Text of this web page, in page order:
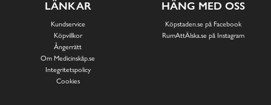
LÄNKAR
Kundservice
Köpvillkor
Ångerrätt
Om Medicinskåp.se
Integritetspolicy
Cookies
HÄNG MED OSS
Köpstaden.se på Facebook
RumAttÄlska.se på Instagram